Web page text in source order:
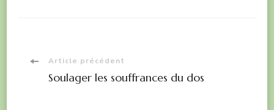
accessible par
téléphone
Navigation
Article précédent
Soulager les souffrances du dos